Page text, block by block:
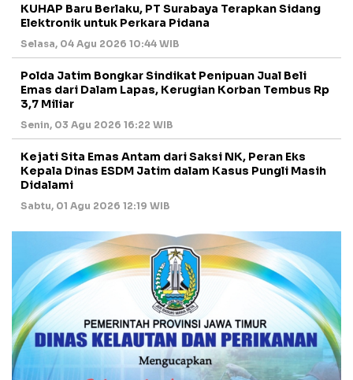
KUHAP Baru Berlaku, PT Surabaya Terapkan Sidang
Elektronik untuk Perkara Pidana
Selasa, 04 Agu 2026 10:44 WIB
Polda Jatim Bongkar Sindikat Penipuan Jual Beli
Emas dari Dalam Lapas, Kerugian Korban Tembus Rp
3,7 Miliar
Senin, 03 Agu 2026 16:22 WIB
Kejati Sita Emas Antam dari Saksi NK, Peran Eks
Kepala Dinas ESDM Jatim dalam Kasus Pungli Masih
Didalami
Sabtu, 01 Agu 2026 12:19 WIB